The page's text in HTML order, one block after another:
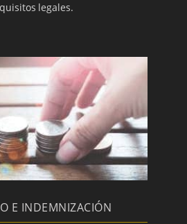
legales.
E INDEMNIZACIÓN